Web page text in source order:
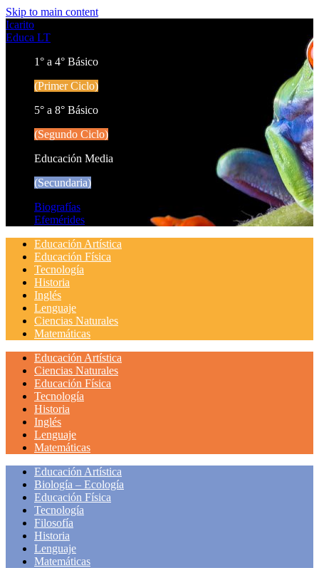
Skip to main content
Icarito
Educa LT
1° a 4° Básico
(Primer Ciclo)
5° a 8° Básico
(Segundo Ciclo)
Educación Media
(Secundaria)
Biografías
Efemérides
Educación Artística
Educación Física
Tecnología
Historia
Inglés
Lenguaje
Ciencias Naturales
Matemáticas
Educación Artística
Ciencias Naturales
Educación Física
Tecnología
Historia
Inglés
Lenguaje
Matemáticas
Educación Artística
Biología – Ecología
Educación Física
Tecnología
Filosofía
Historia
Lenguaje
Matemáticas